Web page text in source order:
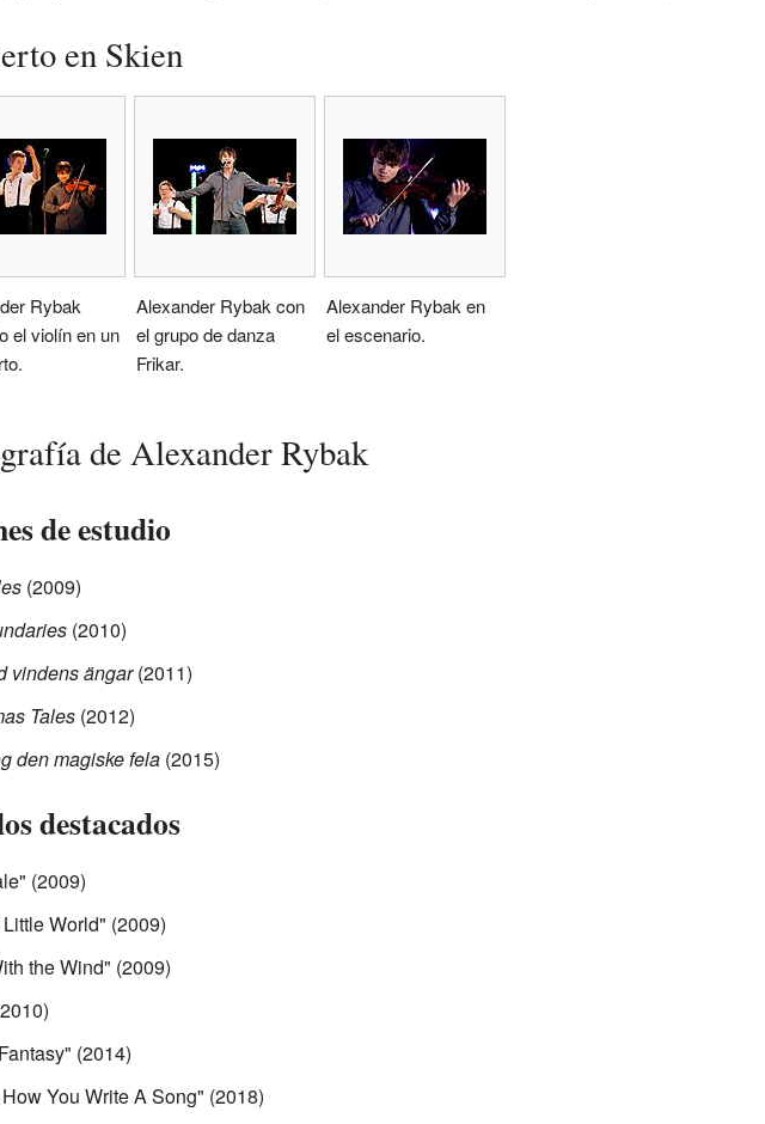
en Skien
Rybak
el violín en un
Alexander Rybak con
el grupo de danza
Frikar.
Alexander Rybak en
el escenario.
de Alexander Rybak
de estudio
(2009)
(2010)
vindens ängar(2011)
Tales(2012)
den magiske fela(2015)
destacados
(2009)
World" (2009)
the Wind" (2009)
(2014)
You Write A Song" (2018)